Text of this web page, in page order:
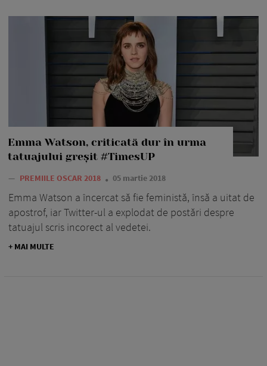
Emma Watson, criticată dur în urma
tatuajului greșit #TimesUP
— PREMIILE OSCAR 2018 05 martie 2018
Emma Watson a încercat să fie feministă, însă a uitat de
apostrof, iar Twitter-ul a explodat de postări despre
tatuajul scris incorect al vedetei.
+ MAI MULTE